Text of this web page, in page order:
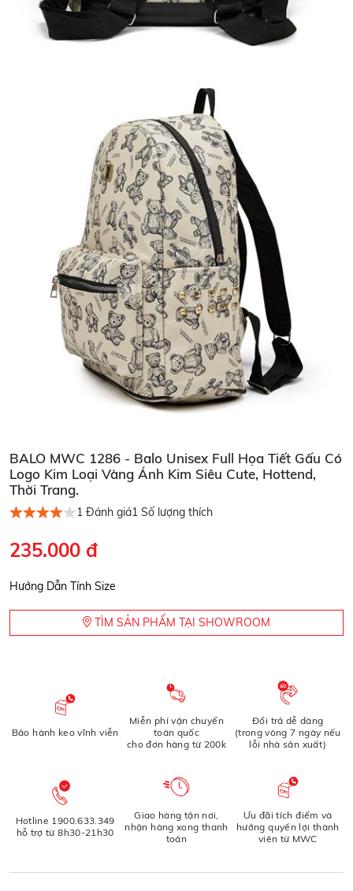
BALO MWC 1286 - Balo Unisex Full Họa Tiết Gấu Có
Logo Kim Loại Vàng Ánh Kim Siêu Cute, Hottend,
Thời Trang.
1 Đánh giá1 Số lượng thích
235.000 đ
Hướng Dẫn Tính Size
TÌM SẢN PHẨM TẠI SHOWROOM
Bảo hành keo vĩnh viễn
Miễn phí vận chuyển
toàn quốc
cho đơn hàng từ 200k
Đổi trả dễ dàng
(trong vòng 7 ngày nếu
lỗi nhà sản xuất)
Hotline 1900.633.349
hỗ trợ từ 8h30-21h30
Giao hàng tận nơi,
nhận hàng xong thanh
toán
Ưu đãi tích điểm và
hưởng quyền lợi thành
viên từ MWC